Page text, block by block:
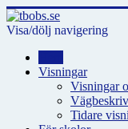
Visa/dölj navigering
Visningar
Visningar
Tidare